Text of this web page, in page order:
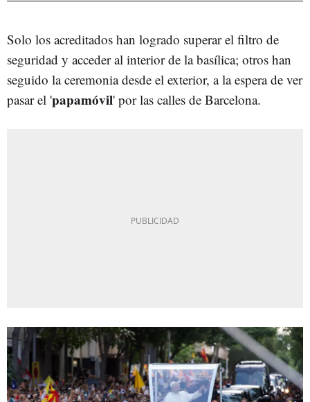
Solo los acreditados han logrado superar el filtro de
seguridad y acceder al interior de la basílica; otros han
seguido la ceremonia desde el exterior, a la espera de ver
pasar el 'papamóvil' por las calles de Barcelona.